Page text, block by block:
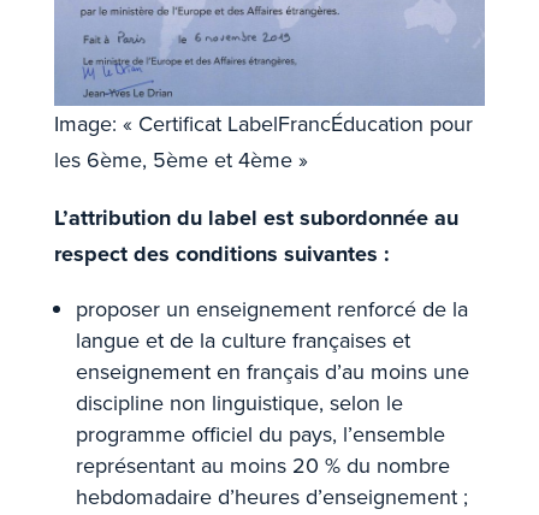
Image: « Certificat LabelFrancÉducation pour
les 6ème, 5ème et 4ème »
L’attribution du label est subordonnée au
respect des conditions suivantes :
proposer un enseignement renforcé de la
langue et de la culture françaises et
enseignement en français d’au moins une
discipline non linguistique, selon le
programme officiel du pays, l’ensemble
représentant au moins 20 % du nombre
hebdomadaire d’heures d’enseignement ;